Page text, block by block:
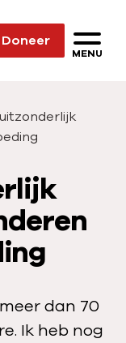
Doneer
MENU
dan 70
Ik heb nog